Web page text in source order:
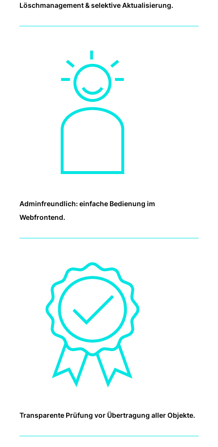
Löschmanagement & selektive Aktualisierung.
Adminfreundlich: einfache Bedienung im
Webfrontend.
Transparente Prüfung vor Übertragung aller Objekte.